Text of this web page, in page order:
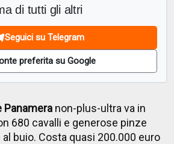
di tutti gli altri
Seguici su Telegram
preferita su Google
Panamera non-plus-ultra va in
680 cavalli e generose pinze
buio. Costa quasi 200.000 euro